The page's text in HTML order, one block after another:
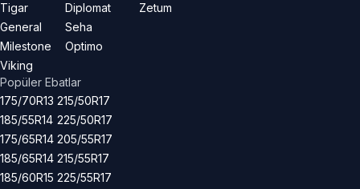
Tigar
General
Milestone
Viking
Diplomat
Seha
Optimo
Zetum
Popüler Ebatlar
175/70R13
185/55R14
175/65R14
185/65R14
185/60R15
215/50R17
225/50R17
205/55R17
215/55R17
225/55R17